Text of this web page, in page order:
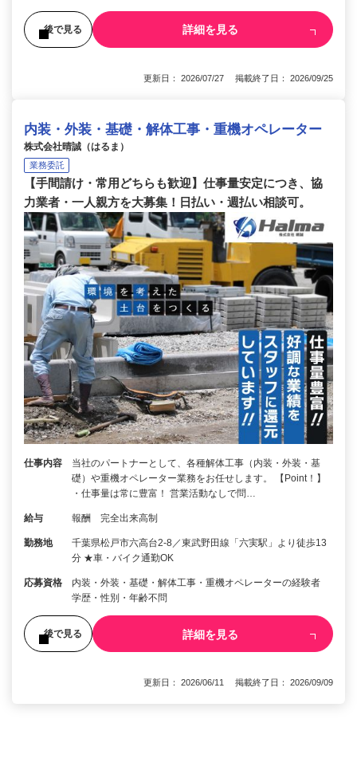
後で見る 詳細を見る
更新日： 2026/07/27 掲載終了日： 2026/09/25
内装・外装・基礎・解体工事・重機オペレーター
株式会社晴誠（はるま）
業務委託
【手間請け・常用どちらも歓迎】仕事量安定につき、協
力業者・一人親方を大募集！日払い・週払い相談可。
仕事内容
当社のパートナーとして、各種解体工事（内装・外装・基
礎）や重機オペレーター業務をお任せします。 【Point！】
・仕事量は常に豊富！ 営業活動なしで問…
給与 報酬 完全出来高制
勤務地
千葉県松戸市六高台2-8／東武野田線「六実駅」より徒歩13
分 ★車・バイク通勤OK
応募資格
内装・外装・基礎・解体工事・重機オペレーターの経験者
学歴・性別・年齢不問
後で見る 詳細を見る
更新日： 2026/06/11 掲載終了日： 2026/09/09